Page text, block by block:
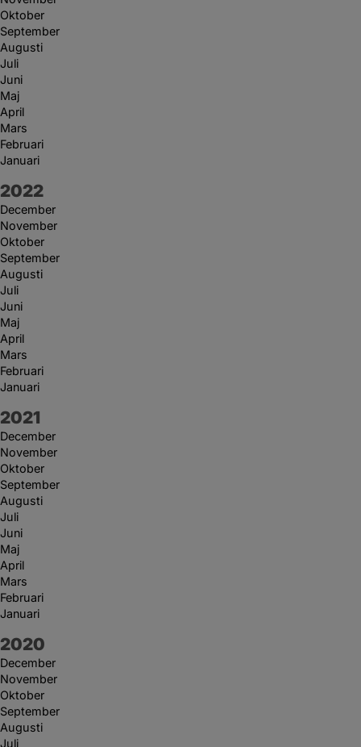
Oktober
September
Augusti
Juli
Juni
Maj
April
Mars
Februari
Januari
År:
2022
December
November
Oktober
September
Augusti
Juli
Juni
Maj
April
Mars
Februari
Januari
År:
2021
December
November
Oktober
September
Augusti
Juli
Juni
Maj
April
Mars
Februari
Januari
År:
2020
December
November
Oktober
September
Augusti
Juli